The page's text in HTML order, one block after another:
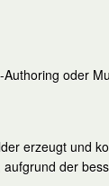
oder
erzeugt und
der